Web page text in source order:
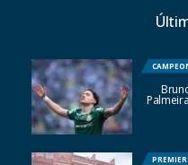
PREMIER